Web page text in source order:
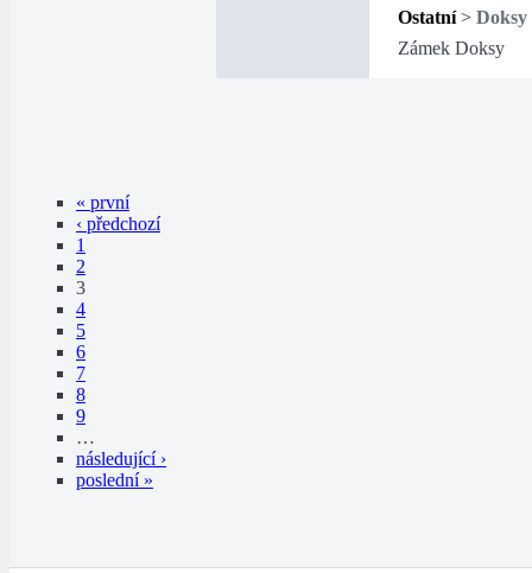
Ostatní > Doksy
Zámek Doksy
« první
‹ předchozí
1
2
3
4
5
6
7
8
9
…
následující ›
poslední »